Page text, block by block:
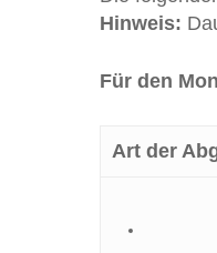
Hinweis:
Für den
Art der